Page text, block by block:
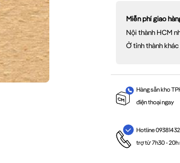
Miễn phí giao
Nội thành HCM
Ở tỉnh thành
Hàng sẵn kho
điện thoại ngay
Hotline
trợ từ 7h30 - 20h